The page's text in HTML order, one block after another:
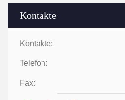
Kontakte
Kontakte:
Telefon:
Fax: